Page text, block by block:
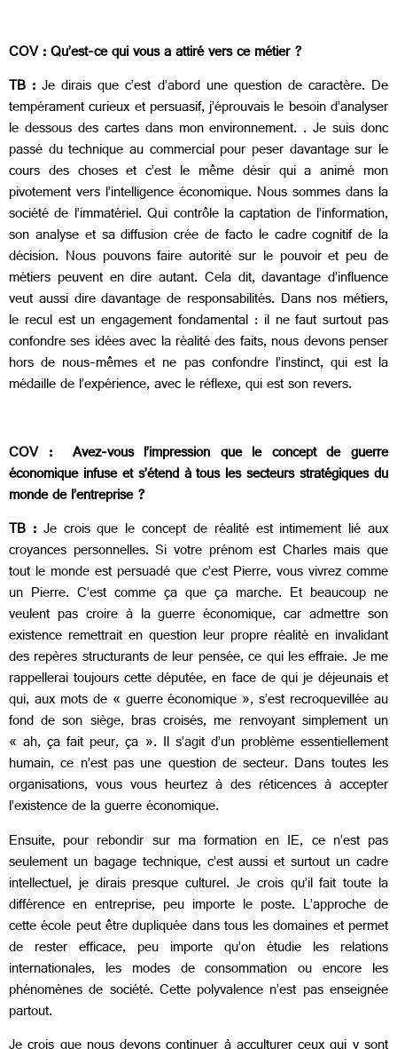
COV :Qu’est-ce qui vous a attiré vers ce métier ?
TB : Je dirais que c’est d’abord une question de caractère. De
tempérament curieux et persuasif, j’éprouvais le besoin d’analyser
le dessous des cartes dans mon environnement. . Je suis donc
passé du technique au commercial pour peser davantage sur le
cours des choses et c’est le même désir qui a animé mon
pivotement vers l’intelligence économique. Nous sommes dans la
société de l’immatériel. Qui contrôle la captation de l’information,
son analyse et sa diffusion crée de facto le cadre cognitif de la
décision. Nous pouvons faire autorité sur le pouvoir et peu de
métiers peuvent en dire autant. Cela dit, davantage d’influence
veut aussi dire davantage de responsabilités. Dans nos métiers,
le recul est un engagement fondamental : il ne faut surtout pas
confondre ses idées avec la réalité des faits, nous devons penser
hors de nous-mêmes et ne pas confondre l’instinct, qui est la
médaille de l’expérience, avec le réflexe, qui est son revers.
COV :Avez-vous l’impression que le concept de guerre
économique infuse et s’étend à tous les secteurs stratégiques du
monde de l’entreprise ?
TB :Je crois que le concept de réalité est intimement lié aux
croyances personnelles. Si votre prénom est Charles mais que
tout le monde est persuadé que c’est Pierre, vous vivrez comme
un Pierre. C’est comme ça que ça marche. Et beaucoup ne
veulent pas croire à la guerre économique, car admettre son
existence remettrait en question leur propre réalité en invalidant
des repères structurants de leur pensée, ce qui les effraie. Je me
rappellerai toujours cette députée, en face de qui je déjeunais et
qui, aux mots de « guerre économique », s’est recroquevillée au
fond de son siège, bras croisés, me renvoyant simplement un
« ah, ça fait peur, ça ». Il s’agit d’un problème essentiellement
humain, ce n’est pas une question de secteur. Dans toutes les
organisations, vous vous heurtez à des réticences à accepter
l’existence de la guerre économique.
Ensuite, pour rebondir sur ma formation en IE, ce n’est pas
seulement un bagage technique, c’est aussi et surtout un cadre
intellectuel, je dirais presque culturel. Je crois qu’il fait toute la
différence en entreprise, peu importe le poste. L’approche de
cette école peut être dupliquée dans tous les domaines et permet
de rester efficace, peu importe qu’on étudie les relations
internationales, les modes de consommation ou encore les
phénomènes de société. Cette polyvalence n’est pas enseignée
partout.